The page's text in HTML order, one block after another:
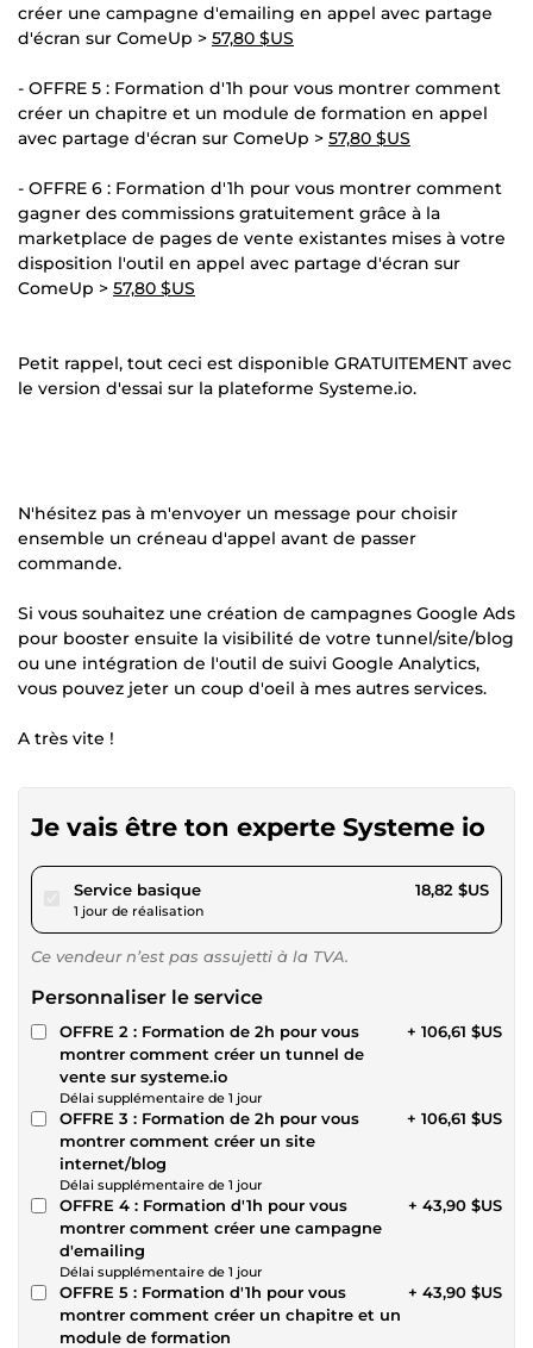
créer une campagne d'emailing en appel avec partage
d'écran sur ComeUp > 57,80 $US
- OFFRE 5 : Formation d'1h pour vous montrer comment
créer un chapitre et un module de formation en appel
avec partage d'écran sur ComeUp > 57,80 $US
- OFFRE 6 : Formation d'1h pour vous montrer comment
gagner des commissions gratuitement grâce à la
marketplace de pages de vente existantes mises à votre
disposition l'outil en appel avec partage d'écran sur
ComeUp > 57,80 $US
Petit rappel, tout ceci est disponible GRATUITEMENT avec
le version d'essai sur la plateforme Systeme.io.
N'hésitez pas à m'envoyer un message pour choisir
ensemble un créneau d'appel avant de passer
commande.
Si vous souhaitez une création de campagnes Google Ads
pour booster ensuite la visibilité de votre tunnel/site/blog
ou une intégration de l'outil de suivi Google Analytics,
vous pouvez jeter un coup d'oeil à mes autres services.
A très vite !
Je vais être ton experte Systeme io
Service basiquepour 17,34 $US
1 jour de réalisation
18,82 $US
Ce vendeur n’est pas assujetti à la TVA.
Personnaliser le service
OFFRE 2 : Formation de 2h pour vous
montrer comment créer un tunnel de
vente sur systeme.io
Délai supplémentaire de 1 jour
+ 106,61 $US
OFFRE 3 : Formation de 2h pour vous
montrer comment créer un site
internet/blog
Délai supplémentaire de 1 jour
+ 106,61 $US
OFFRE 4 : Formation d'1h pour vous
montrer comment créer une campagne
d'emailing
Délai supplémentaire de 1 jour
+ 43,90 $US
OFFRE 5 : Formation d'1h pour vous
montrer comment créer un chapitre et un
module de formation
+ 43,90 $US